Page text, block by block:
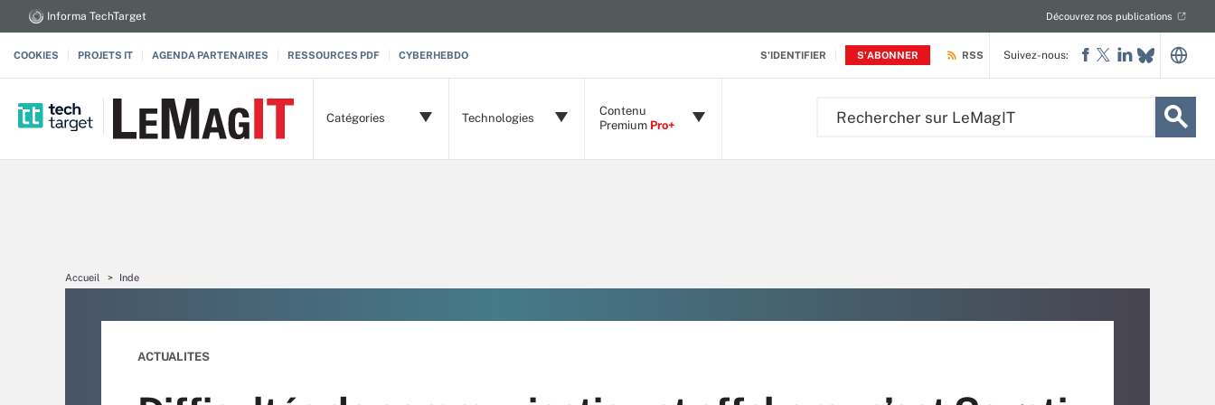
S'IDENTIFIER S'ABONNER
Informa TechTarget Découvrez nos publications
COOKIES PROJETS IT AGENDA PARTENAIRES RESSOURCES PDF CYBERHEBDO RSS
Catégories Technologies
Contenu
Premium Pro+
Suivez-nous:
Accueil Inde
ACTUALITES